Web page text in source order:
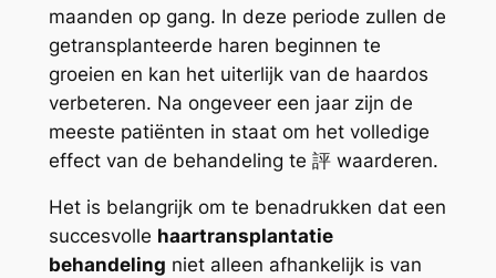
maanden op gang. In deze periode zullen de
getransplanteerde haren beginnen te
groeien en kan het uiterlijk van de haardos
verbeteren. Na ongeveer een jaar zijn de
meeste patiënten in staat om het volledige
effect van de behandeling te 評 waarderen.
Het is belangrijk om te benadrukken dat een
succesvolle haartransplantatie
behandeling niet alleen afhankelijk is van